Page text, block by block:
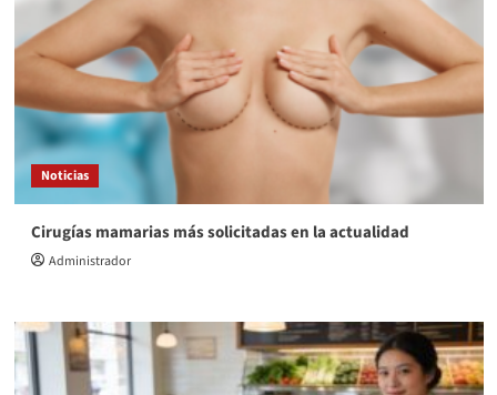
Noticias
Cirugías mamarias más solicitadas en la actualidad
Administrador